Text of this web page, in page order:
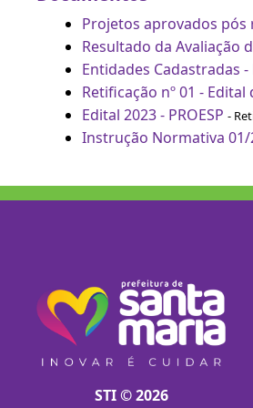
Projetos aprovados pós
Resultado da Avaliação
Entidades Cadastradas -
Retificação nº 01 - Edital
Edital 2023 - PROESP -
Instrução Normativa 01/
STI © 2026